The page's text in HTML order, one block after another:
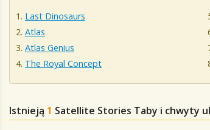
Last Dinosaurs
Atlas
Atlas Genius
The Royal Concept
Istnieją 1 Satellite Stories Taby i chwyty